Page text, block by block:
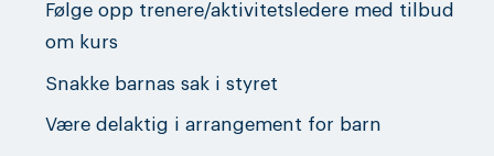
Følge opp trenere/aktivitetsledere med tilbud
om kurs
Snakke barnas sak i styret
Være delaktig i arrangement for barn